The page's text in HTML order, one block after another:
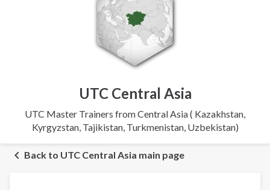
UTC Central Asia
UTC Master Trainers from Central Asia ( Kazakhstan,
Kyrgyzstan, Tajikistan, Turkmenistan, Uzbekistan)
Back to UTC Central Asia main page